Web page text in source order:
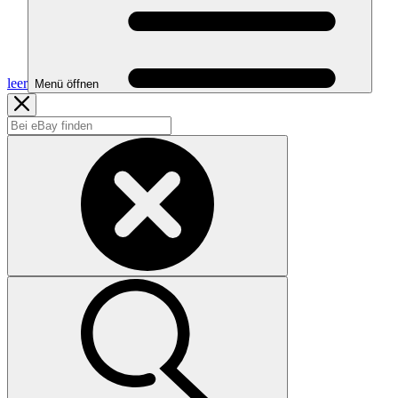
leer Menü öffnen